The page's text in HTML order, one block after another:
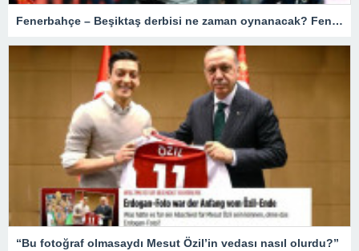
Fenerbahçe – Beşiktaş derbisi ne zaman oynanacak? Fenerbahçe Beşiktaş derbisi bu hafta mı?
“Bu fotoğraf olmasaydı Mesut Özil’in vedası nasıl olurdu?”